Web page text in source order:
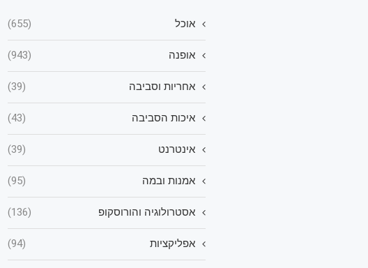
אוכל (655)
אופנה (943)
אחריות וסביבה (39)
איכות הסביבה (43)
אינטרנט (39)
אמנות ובמה (95)
אסטרולוגיה והורוסקופ (136)
אפליקציות (94)